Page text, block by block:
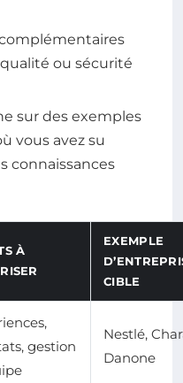
ou sécurité
sur des exemples
vous avez su
connaissances
À
EXEMPLE
CIBLE
gestion
Nestlé,
Danone